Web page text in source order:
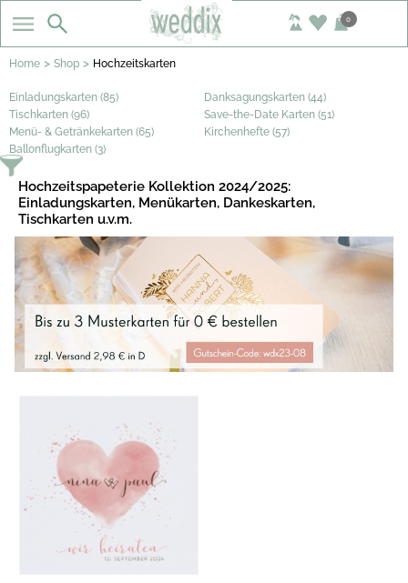
0
Home > Shop > Hochzeitskarten
Einladungskarten (85)
Danksagungskarten (44)
Tischkarten (96)
Save-the-Date Karten (51)
Menü- & Getränkekarten (65)
Kirchenhefte (57)
Ballonflugkarten (3)
Hochzeitspapeterie Kollektion 2024/2025:
Einladungskarten, Menükarten, Dankeskarten,
Tischkarten u.v.m.